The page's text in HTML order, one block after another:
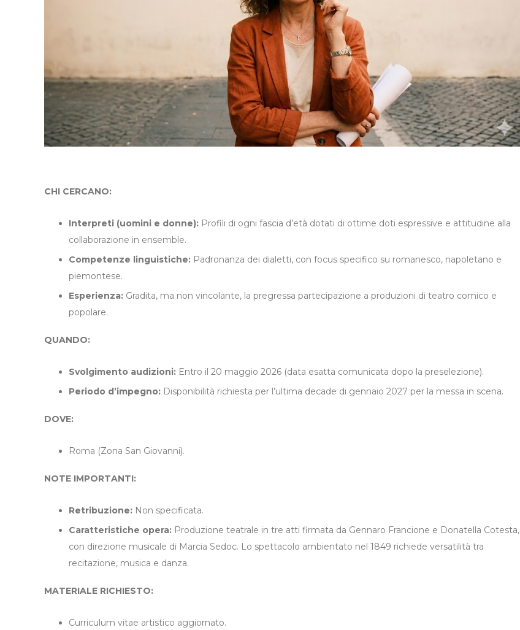
CHI CERCANO:
Interpreti (uomini e donne): Profili di ogni fascia d’età dotati di ottime doti espressive e attitudine alla
collaborazione in ensemble.
Competenze linguistiche: Padronanza dei dialetti, con focus specifico su romanesco, napoletano e
piemontese.
Esperienza: Gradita, ma non vincolante, la pregressa partecipazione a produzioni di teatro comico e
popolare.
QUANDO:
Svolgimento audizioni: Entro il 20 maggio 2026 (data esatta comunicata dopo la preselezione).
Periodo d’impegno: Disponibilità richiesta per l’ultima decade di gennaio 2027 per la messa in scena.
DOVE:
Roma (Zona San Giovanni).
NOTE IMPORTANTI:
Retribuzione: Non specificata.
Caratteristiche opera: Produzione teatrale in tre atti firmata da Gennaro Francione e Donatella Cotesta,
con direzione musicale di Marcia Sedoc. Lo spettacolo ambientato nel 1849 richiede versatilità tra
recitazione, musica e danza.
MATERIALE RICHIESTO:
Curriculum vitae artistico aggiornato.